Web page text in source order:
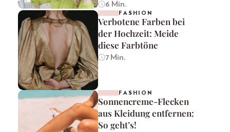
6 Min.
FASHION
Verbotene Farben bei
der Hochzeit: Meide
diese Farbtöne
7 Min.
FASHION
Sonnencreme-Flecken
aus Kleidung entfernen:
So geht’s!